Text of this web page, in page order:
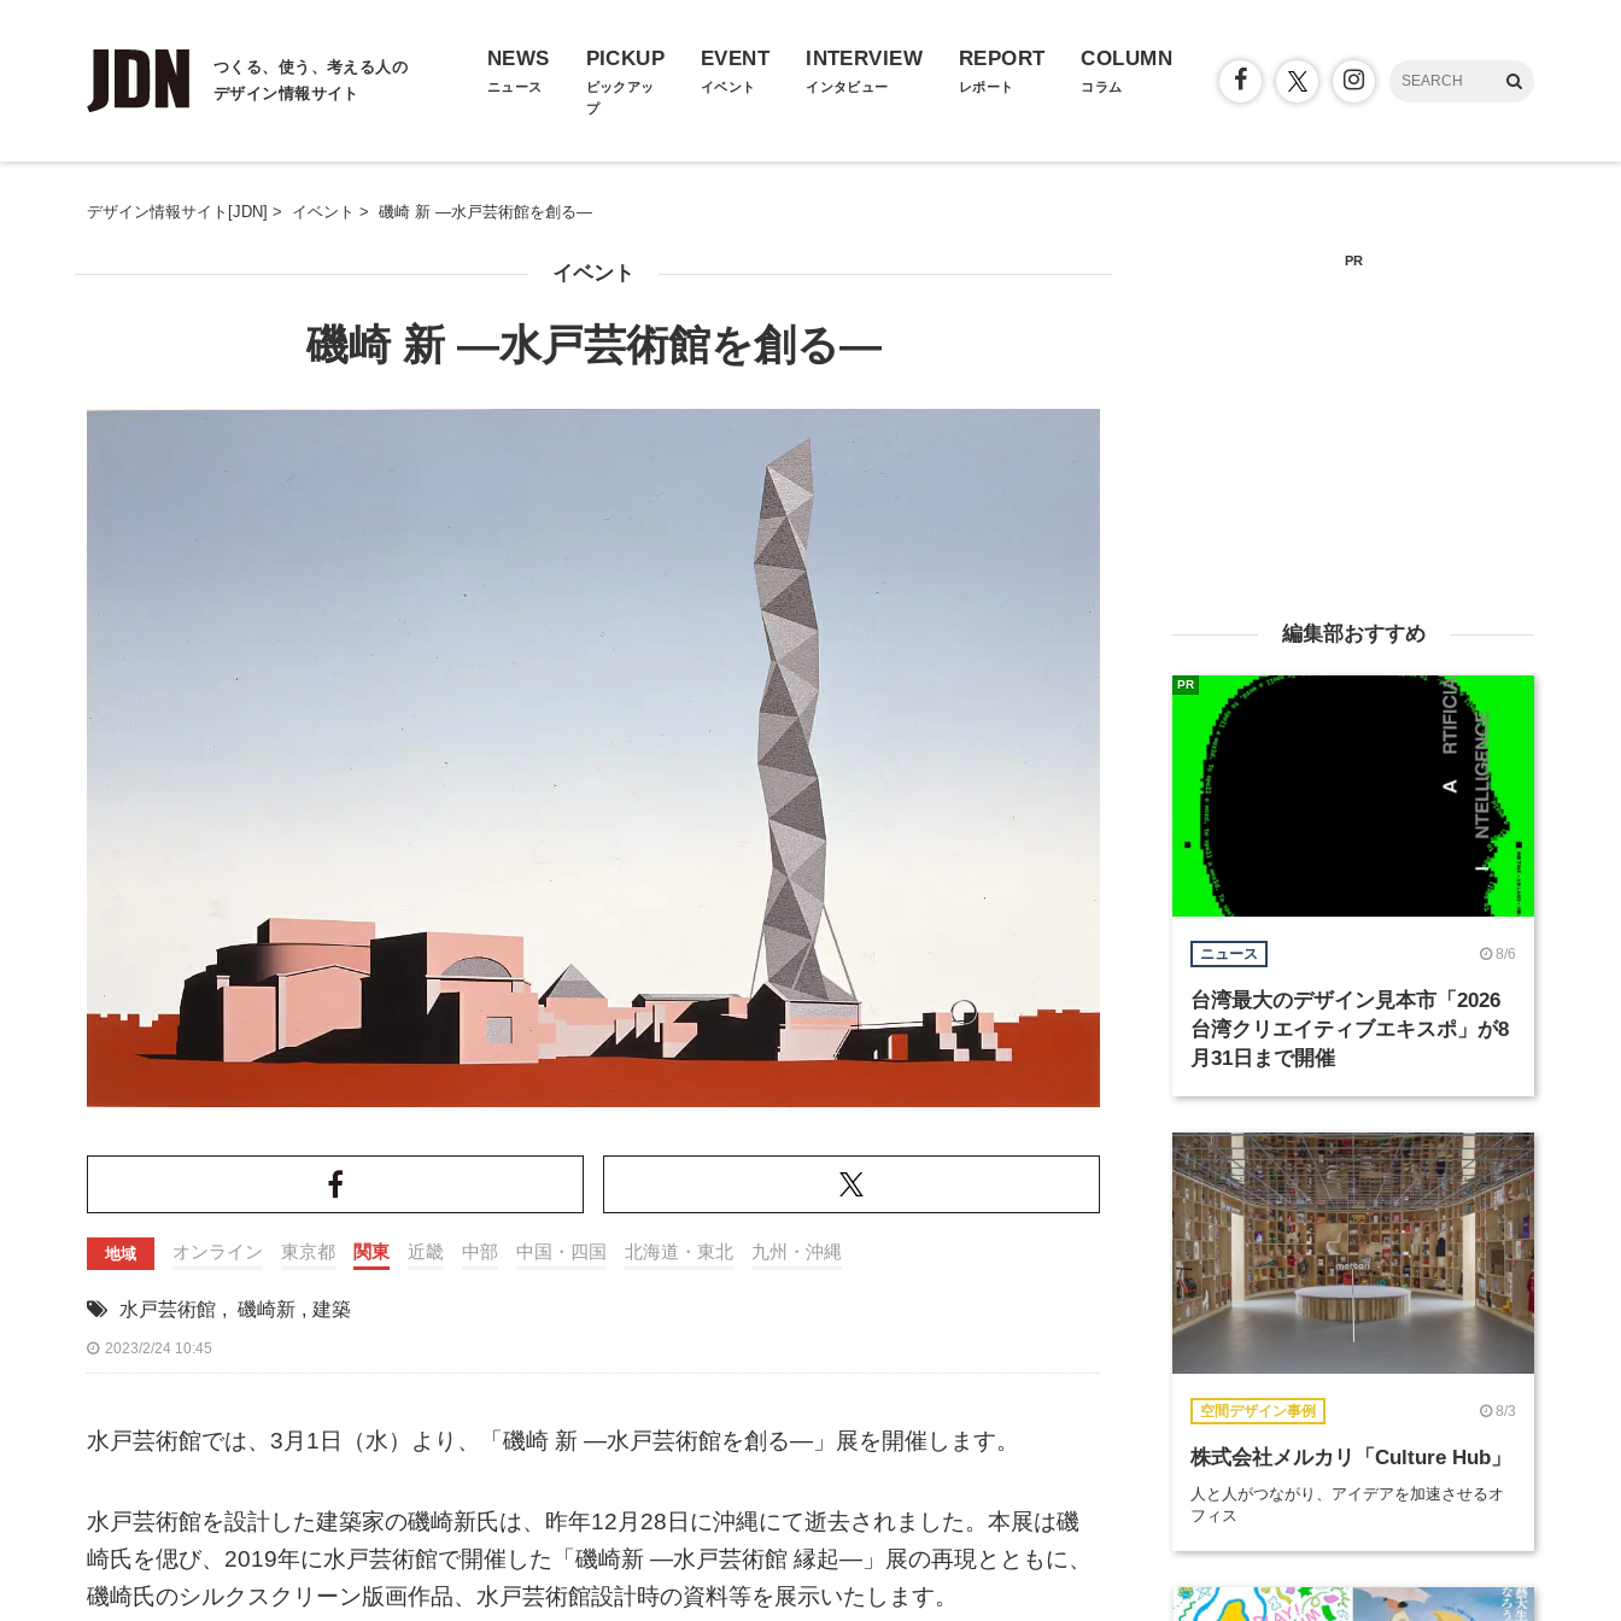
つくる、使う、考える人の
デザイン情報サイト
NEWS
ニュース
PICKUP
ピックアッ
プ
EVENT
イベント
INTERVIEW
インタビュー
REPORT
レポート
COLUMN
コラム
デザイン情報サイト[JDN] > イベント > 磯崎 新 ―水戸芸術館を創る―
イベント
磯崎 新 ―水戸芸術館を創る―
地域 オンライン 東京都 関東 近畿 中部 中国・四国 北海道・東北 九州・沖縄
水戸芸術館 , 磯崎新 , 建築
2023/2/24 10:45
水戸芸術館では、3月1日（水）より、「磯崎 新 ―水戸芸術館を創る―」展を開催します。
水戸芸術館を設計した建築家の磯崎新氏は、昨年12月28日に沖縄にて逝去されました。本展は磯
崎氏を偲び、2019年に水戸芸術館で開催した「磯崎新 ―水戸芸術館 縁起―」展の再現とともに、
磯崎氏のシルクスクリーン版画作品、水戸芸術館設計時の資料等を展示いたします。
PR
編集部おすすめ
ニュース 8/6
台湾最大のデザイン見本市「2026
台湾クリエイティブエキスポ」が8
月31日まで開催
PR
空間デザイン事例 8/3
株式会社メルカリ「Culture Hub」
人と人がつながり、アイデアを加速させるオ
フィス